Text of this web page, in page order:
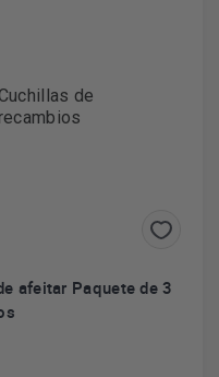
afeitar Paquete de 3